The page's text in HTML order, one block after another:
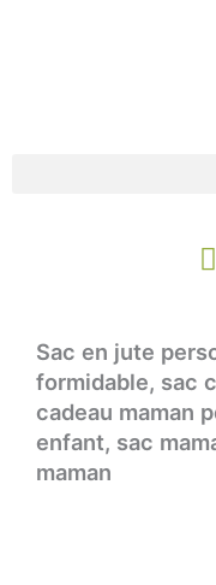
Sac en jute
formidable, sac
cadeau maman
enfant, sac
maman